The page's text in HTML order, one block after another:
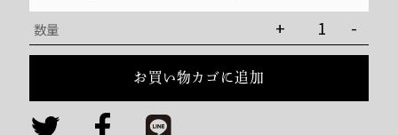
数量 -
垣
す
き
+
お買い物カゴに追加